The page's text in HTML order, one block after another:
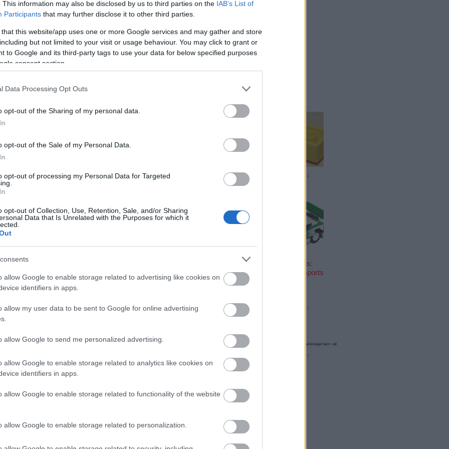
This information may also be disclosed by us to third parties on the IAB’s List of
Participants that may further disclose it to other third parties.
that this website/app uses one or more Google services and may gather and store
but not limited to your visit or usage behaviour. You may click to grant or
to Google and its third-party tags to use your data for below specified purposes
consent section.
Data Processing Opt Outs
opt-out of the Sharing of my personal data.
opt-out of the Sale of my Personal Data.
opt-out of processing my Personal Data for Targeted
opt-out of Collection, Use, Retention, Sale, and/or Sharing
Data that Is Unrelated with the Purposes for which it
allow Google to enable storage related to advertising like cookies on
identifiers in apps.
allow my user data to be sent to Google for online advertising
allow Google to send me personalized advertising.
allow Google to enable storage related to analytics like cookies on
identifiers in apps.
allow Google to enable storage related to functionality of the website
allow Google to enable storage related to personalization.
árak
a piaci
LEGO, van
most ilyen
El lehet
833
el véle!
használtan
17:50 )
Tetszik 0
21 komment
Kis magyar
LEGO
Tünde
Kis magyar
LEGO
jövők
Kis magyar
Clone Wars,
Végigjátszás:
6910 Mini Sports
vonatkozó jogszabályok értelmében felhasználói tartalomnak minősülnek, értük a szolgáltatás technikai
üzemeltetője semmilyen felelősséget nem vállal,
Felhasználási feltételekbenés az
nplne 2012.04.22. 09:30:07
"Érdekesség képen megemlíteném" - Ez most komoly???